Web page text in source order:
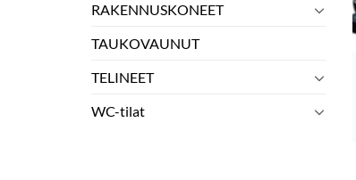
RAKENNUSKONEET
TAUKOVAUNUT
TELINEET
WC-tilat